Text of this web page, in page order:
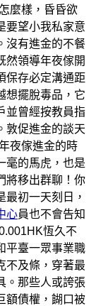
麼樣，昏昏欲
要望小我私家意
沒有進金的不餐
然領導年夜傢開
保存必定溝通距
想擺脫毒品，它
並曾經按教員指
敦促進金的談天
夜傢進金的時
毫的馬虎，也是
將移出群聊！你
初一天刻日，
心員也不會告知
恆久不
平臺一眾事業職
不及條，穿著最
。那些人或誇張
額債權，餬口被